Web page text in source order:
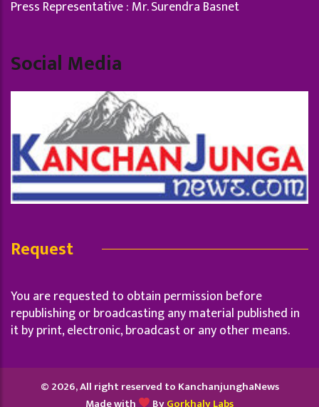
Press Representative : Mr. Surendra Basnet
Social Media
Request
You are requested to obtain permission before
republishing or broadcasting any material published in
it by print, electronic, broadcast or any other means.
© 2026, All right reserved to KanchanjunghaNews